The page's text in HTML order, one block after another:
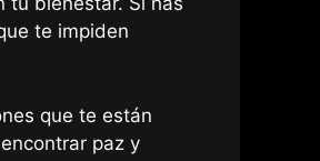
te impiden
que te están
paz y